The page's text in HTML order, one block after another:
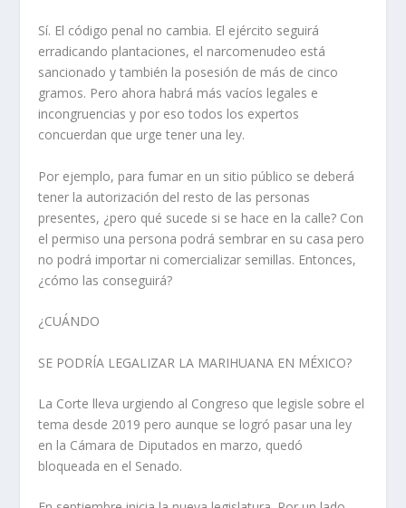
Sí. El código penal no cambia. El ejército seguirá
erradicando plantaciones, el narcomenudeo está
sancionado y también la posesión de más de cinco
gramos. Pero ahora habrá más vacíos legales e
incongruencias y por eso todos los expertos
concuerdan que urge tener una ley.
Por ejemplo, para fumar en un sitio público se deberá
tener la autorización del resto de las personas
presentes, ¿pero qué sucede si se hace en la calle? Con
el permiso una persona podrá sembrar en su casa pero
no podrá importar ni comercializar semillas. Entonces,
¿cómo las conseguirá?
¿CUÁNDO
SE PODRÍA LEGALIZAR LA MARIHUANA EN MÉXICO?
La Corte lleva urgiendo al Congreso que legisle sobre el
tema desde 2019 pero aunque se logró pasar una ley
en la Cámara de Diputados en marzo, quedó
bloqueada en el Senado.